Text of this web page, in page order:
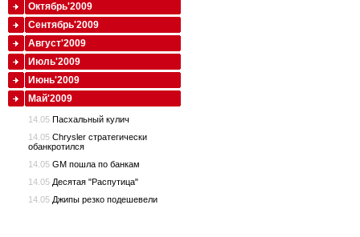
Октябрь'2009
Сентябрь'2009
Август'2009
Июль'2009
Июнь'2009
Май'2009
14.05 Пасхальный кулич
14.05 Chrysler стратегически
обанкротился
14.05 GM пошла по банкам
14.05 Десятая "Распутица"
14.05 Джипы резко подешевели